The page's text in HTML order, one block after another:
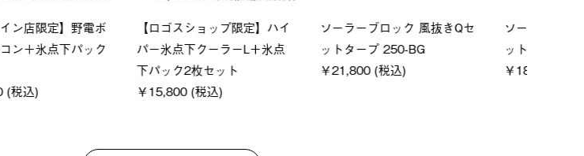
ソーラーブロック 風抜きQセ
ットタープ 200-BG
グランベーシック スペースベ
ース・オクタゴン-BJ
￥209,000 (税込)
Q-TOP ソーラーサンドブロッ
クサンシェード-BF
￥16,800 (税込)